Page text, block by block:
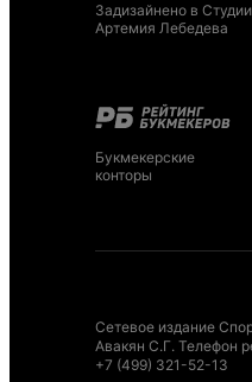
Задизайнено в Студии
Артемия Лебедева
Букмекерские
конторы
Сетевое издание
Авакян С.Г. Телефон
+7 (499) 321-52-13